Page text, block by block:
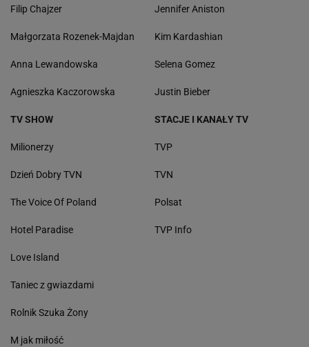
Filip Chajzer
Małgorzata Rozenek-Majdan
Anna Lewandowska
Agnieszka Kaczorowska
Jennifer Aniston
Kim Kardashian
Selena Gomez
Justin Bieber
TV SHOW
Milionerzy
Dzień Dobry TVN
The Voice Of Poland
Hotel Paradise
Love Island
Taniec z gwiazdami
Rolnik Szuka Żony
M jak miłość
STACJE I KANAŁY TV
TVP
TVN
Polsat
TVP Info